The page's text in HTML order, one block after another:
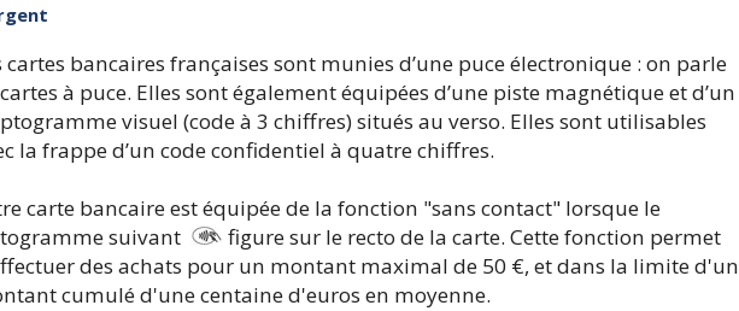
cartes bancaires françaises sont munies d’une puce électronique : on parle
à puce. Elles sont également équipées d’une piste magnétique et d’un
visuel (code à 3 chiffres) situés au verso. Elles sont utilisables
la frappe d’un code confidentiel à quatre chiffres.
carte bancaire est équipée de la fonction "sans contact" lorsque le
suivant
figure sur le recto de la carte. Cette fonction permet
des achats pour un montant maximal de 50 €, et dans la limite d'un
cumulé d'une centaine d'euros en moyenne.